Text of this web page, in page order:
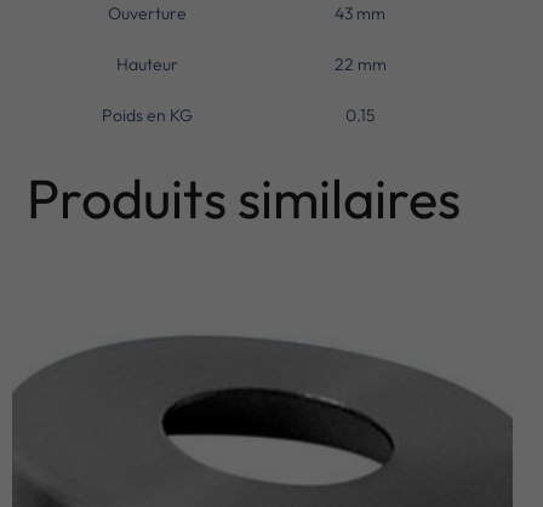
Ouverture 43 mm
Hauteur 22 mm
Poids en KG 0.15
Produits similaires